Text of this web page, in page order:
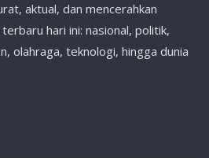
aktual, dan mencerahkan
hari ini: nasional, politik,
olahraga, teknologi, hingga dunia